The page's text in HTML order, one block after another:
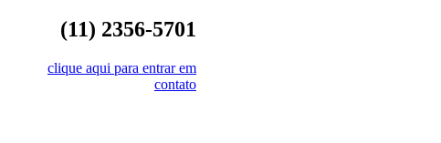
(11) 2356-5701
clique aqui para entrar em
contato